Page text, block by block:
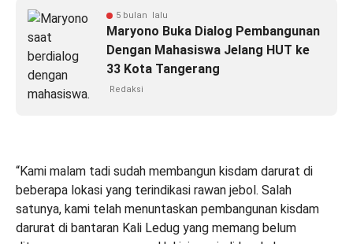
5 bulan lalu
Maryono Buka Dialog Pembangunan
Dengan Mahasiswa Jelang HUT ke
33 Kota Tangerang
Redaksi
“Kami malam tadi sudah membangun kisdam darurat di
beberapa lokasi yang terindikasi rawan jebol. Salah
satunya, kami telah menuntaskan pembangunan kisdam
darurat di bantaran Kali Ledug yang memang belum